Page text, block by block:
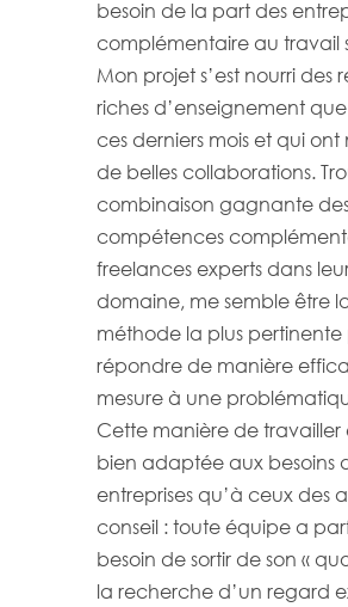
besoin de la part des
complémentaire au travail
Mon projet s’est nourri des
riches d’enseignement que
ces derniers mois et qui ont
de belles collaborations.
combinaison gagnante
compétences
freelances experts dans
domaine, me semble être
méthode la plus pertinente
répondre de manière
mesure à une
Cette manière de travailler
bien adaptée aux besoins
entreprises qu’à ceux des
conseil : toute équipe a
besoin de sortir de son «
la recherche d’un regard